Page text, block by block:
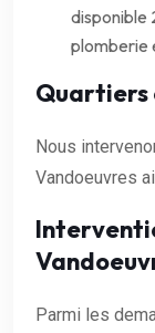
disponible
plomberie
Quartiers
Nous
Vandoeuvres
Parmi les